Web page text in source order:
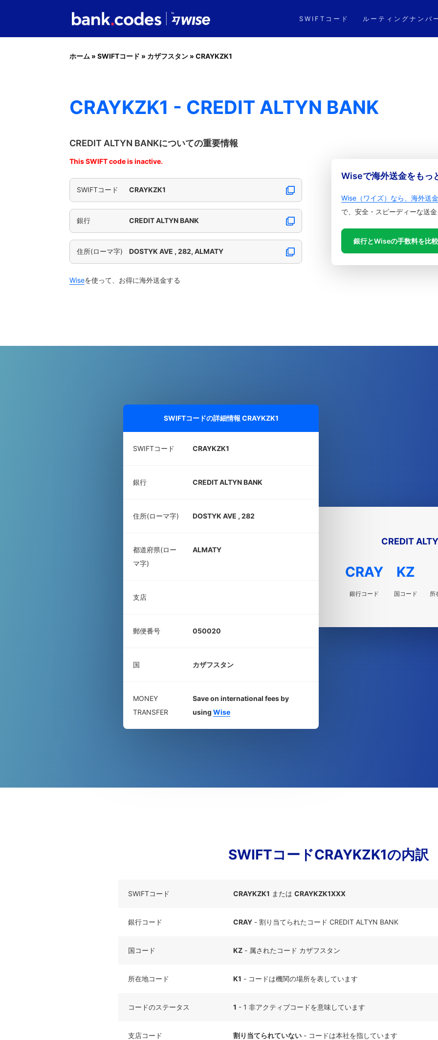
SWIFTコード ルーティングナンバ
ホーム » SWIFTコード » カザフスタン » CRAYKZK1
CRAYKZK1 - CREDIT ALTYN BANK
CREDIT ALTYN BANKについての重要情報
This SWIFT code is inactive.
SWIFTコード CRAYKZK1
銀行 CREDIT ALTYN BANK
住所(ローマ字) DOSTYK AVE , 282, ALMATY
Wiseを使って、お得に海外送金する
Wiseで海外送金をもっ
Wise（ワイズ）なら、海外送
で、安全・スピーディーな送金
銀行とWiseの手数料を比較
SWIFTコードの詳細情報 CRAYKZK1
SWIFTコード CRAYKZK1
銀行 CREDIT ALTYN BANK
住所(ローマ字) DOSTYK AVE , 282
都道府県(ロー
マ字)
ALMATY
支店
郵便番号 050020
国 カザフスタン
MONEY
TRANSFER
Save on international fees by
using Wise
CREDIT
CRAY
銀行コード
KZ
国コード 所
SWIFTコードCRAYKZK1の内訳
SWIFTコード CRAYKZK1 または CRAYKZK1XXX
銀行コード CRAY - 割り当てられたコード CREDIT ALTYN BANK
国コード KZ - 属されたコード カザフスタン
所在地コード K1 - コードは機関の場所を表しています
コードのステータス 1 - 1 非アクティブコードを意味しています
支店コード 割り当てられていない - コードは本社を指しています